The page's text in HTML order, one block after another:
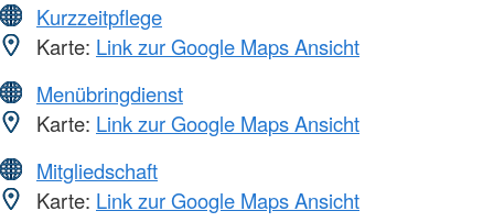
Kurzzeitpflege
Karte: Link zur Google Maps Ansicht
Menübringdienst
Karte: Link zur Google Maps Ansicht
Mitgliedschaft
Karte: Link zur Google Maps Ansicht